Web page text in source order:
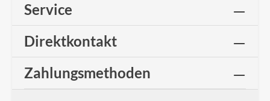
Service
Direktkontakt
Zahlungsmethoden